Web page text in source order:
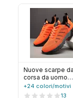
Nuove scarpe da
corsa da uomo
Scarpe sportive
esterno traspiranti
+24 colori/motivi
13